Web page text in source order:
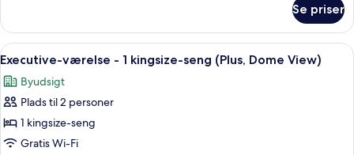
enkeltsenge
(Plus)
værelse
2
(Plus)
Se priser
Indlæs
alle
billeder
af
Executive-
værelse
Et moderne hotelværelse med et
6
Executive-værelse - 1 kingsize-seng (Plus, Dome View)
Byudsigt
Plads til 2 personer
1 kingsize-seng
Gratis Wi-Fi